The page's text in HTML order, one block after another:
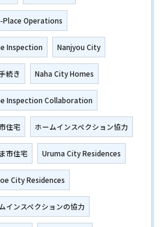
Place Operations
Inspection Nanjyou City
続き Naha City Homes
Inspection Collaboration
住宅 ホームインスペクション協力
市住宅 Uruma City Residences
City Residences
インスペクションの協力